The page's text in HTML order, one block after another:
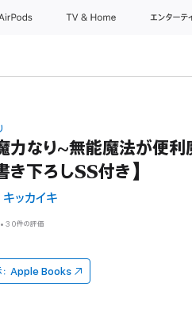
TV & Home エンターテ
力なり~無能魔法が便
き下ろしSS付き】
キッカイキ
•30件の評価
Apple Books